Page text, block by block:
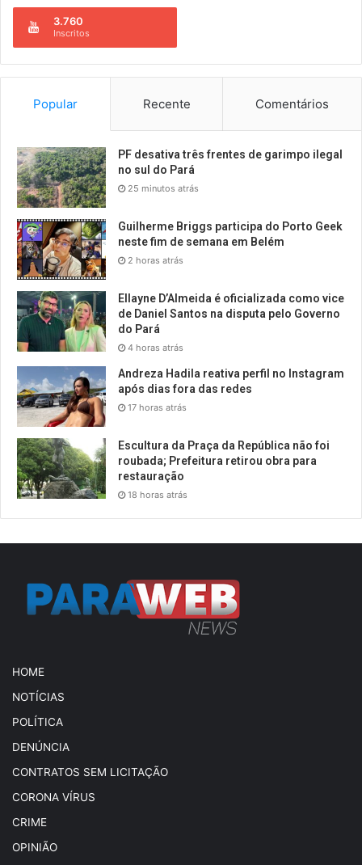
3.760
Inscritos
Popular Recente Comentários
PF desativa três frentes de garimpo ilegal
no sul do Pará
25 minutos atrás
Guilherme Briggs participa do Porto Geek
neste fim de semana em Belém
2 horas atrás
Ellayne D’Almeida é oficializada como vice
de Daniel Santos na disputa pelo Governo
do Pará
4 horas atrás
Andreza Hadila reativa perfil no Instagram
após dias fora das redes
17 horas atrás
Escultura da Praça da República não foi
roubada; Prefeitura retirou obra para
restauração
18 horas atrás
HOME
NOTÍCIAS
POLÍTICA
DENÚNCIA
CONTRATOS SEM LICITAÇÃO
CORONA VÍRUS
CRIME
OPINIÃO